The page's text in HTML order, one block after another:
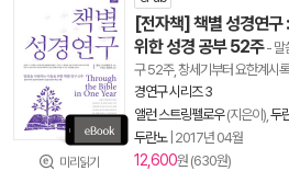
미리읽기
[전자책] 책별 성경연구
위한 성경 공부 52주- 말
구 52주, 창세기부터 요한계시
경연구 시리즈 3
앨런 스트링펠로우(지은이), 두
두란노| 2017년 04월
12,600원 (630원)